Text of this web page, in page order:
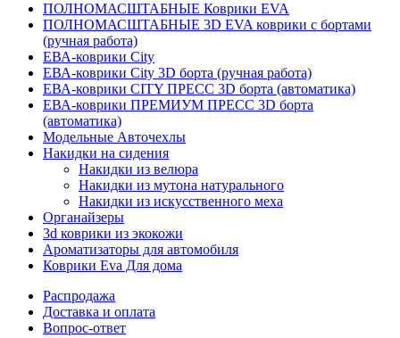
ПОЛНОМАСШТАБНЫЕ Коврики EVA
ПОЛНОМАСШТАБНЫЕ 3D EVA коврики с бортами
(ручная работа)
ЕВА-коврики City
ЕВА-коврики City 3D борта (ручная работа)
ЕВА-коврики CITY ПРЕСС 3D борта (автоматика)
ЕВА-коврики ПРЕМИУМ ПРЕСС 3D борта
(автоматика)
Модельные Авточехлы
Накидки на сидения
Накидки из велюра
Накидки из мутона натурального
Накидки из искусственного меха
Органайзеры
3d коврики из экокожи
Ароматизаторы для автомобиля
Коврики Eva Для дома
Распродажа
Доставка и оплата
Вопрос-ответ